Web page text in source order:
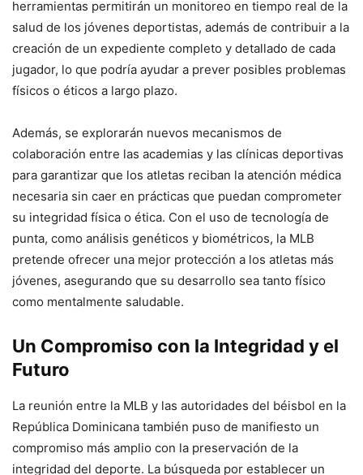
herramientas permitirán un monitoreo en tiempo real de la
salud de los jóvenes deportistas, además de contribuir a la
creación de un expediente completo y detallado de cada
jugador, lo que podría ayudar a prever posibles problemas
físicos o éticos a largo plazo.
Además, se explorarán nuevos mecanismos de
colaboración entre las academias y las clínicas deportivas
para garantizar que los atletas reciban la atención médica
necesaria sin caer en prácticas que puedan comprometer
su integridad física o ética. Con el uso de tecnología de
punta, como análisis genéticos y biométricos, la MLB
pretende ofrecer una mejor protección a los atletas más
jóvenes, asegurando que su desarrollo sea tanto físico
como mentalmente saludable.
Un Compromiso con la Integridad y el
Futuro
La reunión entre la MLB y las autoridades del béisbol en la
República Dominicana también puso de manifiesto un
compromiso más amplio con la preservación de la
integridad del deporte. La búsqueda por establecer un